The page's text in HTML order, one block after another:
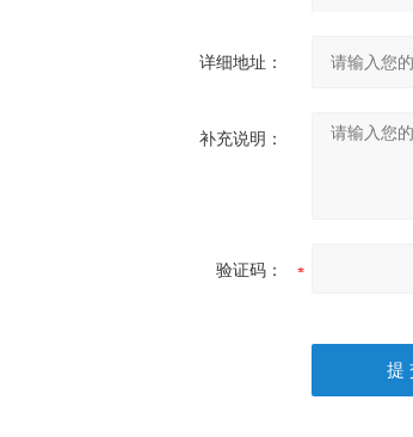
详细地址：
补充说明：
验证码：